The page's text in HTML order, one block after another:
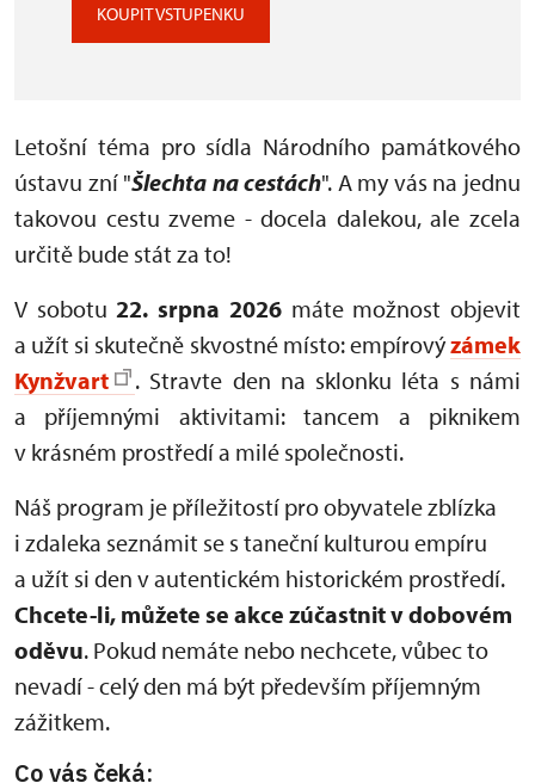
KOUPIT VSTUPENKU
Letošní téma pro sídla Národního památkového
ústavu zní "Šlechta na cestách". A my vás na jednu
takovou cestu zveme - docela dalekou, ale zcela
určitě bude stát za to!
V sobotu 22. srpna 2026máte možnost objevit
a užít si skutečně skvostné místo: empírovýzámek
Kynžvart
. Stravte den na sklonku léta s námi
a příjemnými aktivitami: tancem a piknikem
v krásném prostředí a milé společnosti.
Náš program je příležitostí pro obyvatele zblízka
i zdaleka seznámit se s taneční kulturou empíru
a užít si den v autentickém historickém prostředí.
Chcete-li, můžete se akce zúčastnit v dobovém
oděvu. Pokud nemáte nebo nechcete, vůbec to
nevadí - celý den má být především příjemným
zážitkem.
Co vás čeká: